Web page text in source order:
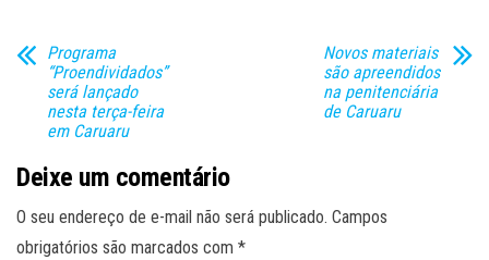
Programa
“Proendividados”
será lançado
nesta terça-feira
em Caruaru
Novos materiais
são apreendidos
na penitenciária
de Caruaru
Deixe um comentário
O seu endereço de e-mail não será publicado. Campos
obrigatórios são marcados com *